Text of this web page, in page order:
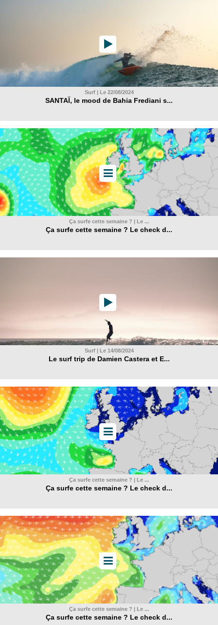
Surf | Le 22/08/2024
SANTAÏ, le mood de Bahia Frediani s...
Ça surfe cette semaine ? | Le ...
Ça surfe cette semaine ? Le check d...
Surf | Le 14/08/2024
Le surf trip de Damien Castera et E...
Ça surfe cette semaine ? | Le ...
Ça surfe cette semaine ? Le check d...
Ça surfe cette semaine ? | Le ...
Ça surfe cette semaine ? Le check d...